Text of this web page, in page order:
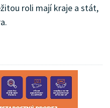
roli mají kraje a stát,